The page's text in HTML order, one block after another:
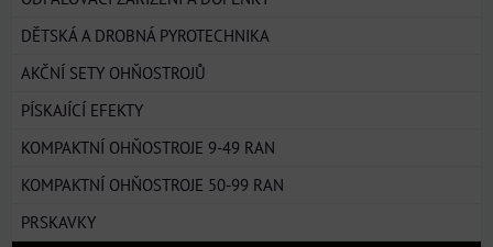
DĚTSKÁ A DROBNÁ PYROTECHNIKA
AKČNÍ SETY OHŇOSTROJŮ
PÍSKAJÍCÍ EFEKTY
KOMPAKTNÍ OHŇOSTROJE 9-49 RAN
KOMPAKTNÍ OHŇOSTROJE 50-99 RAN
PRSKAVKY